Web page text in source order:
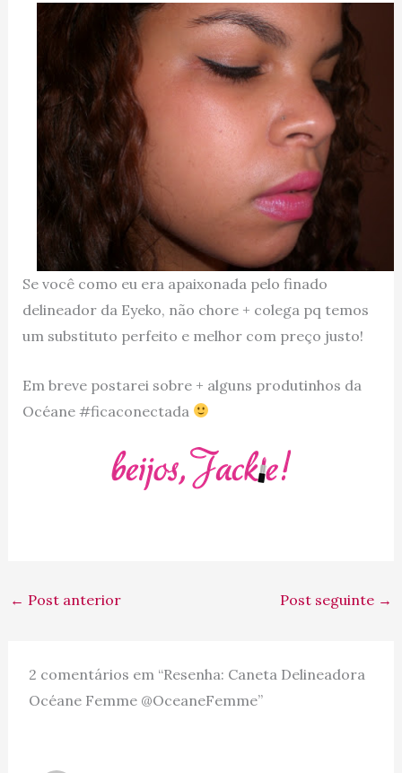
Se você como eu era apaixonada pelo finado
delineador da Eyeko, não chore + colega pq temos
um substituto perfeito e melhor com preço justo!
Em breve postarei sobre + alguns produtinhos da
Océane #ficaconectada
← Post anterior Post seguinte →
2 comentários em “Resenha: Caneta Delineadora
Océane Femme @OceaneFemme”